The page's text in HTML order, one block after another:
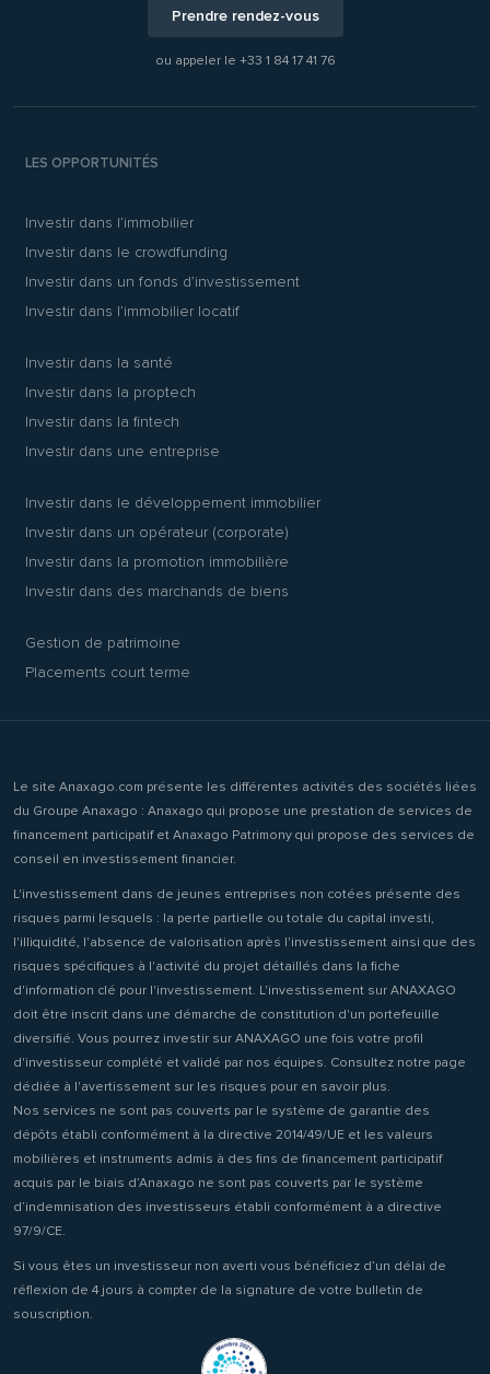
Prendre rendez-vous
ou appeler le +33 1 84 17 41 76
LES OPPORTUNITÉS
Investir dans l’immobilier
Investir dans le crowdfunding
Investir dans un fonds d’investissement
Investir dans l’immobilier locatif
Investir dans la santé
Investir dans la proptech
Investir dans la fintech
Investir dans une entreprise
Investir dans le développement immobilier
Investir dans un opérateur (corporate)
Investir dans la promotion immobilière
Investir dans des marchands de biens
Gestion de patrimoine
Placements court terme
Le site Anaxago.com présente les différentes activités des sociétés liées
du Groupe Anaxago : Anaxago qui propose une prestation de services de
financement participatif et Anaxago Patrimony qui propose des services de
conseil en investissement financier.
L'investissement dans de jeunes entreprises non cotées présente des
risques parmi lesquels : la perte partielle ou totale du capital investi,
l'illiquidité, l'absence de valorisation après l'investissement ainsi que des
risques spécifiques à l'activité du projet détaillés dans la fiche
d'information clé pour l'investissement. L'investissement sur ANAXAGO
doit être inscrit dans une démarche de constitution d'un portefeuille
diversifié. Vous pourrez investir sur ANAXAGO une fois votre profil
d'investisseur complété et validé par nos équipes. Consultez notre page
dédiée à l'avertissement sur les risques pour en savoir plus.
Nos services ne sont pas couverts par le système de garantie des
dépôts établi conformément à la directive 2014/49/UE et les valeurs
mobilières et instruments admis à des fins de financement participatif
acquis par le biais d’Anaxago ne sont pas couverts par le système
d’indemnisation des investisseurs établi conformément à a directive
97/9/CE.
Si vous êtes un investisseur non averti vous bénéficiez d’un délai de
réflexion de 4 jours à compter de la signature de votre bulletin de
souscription.